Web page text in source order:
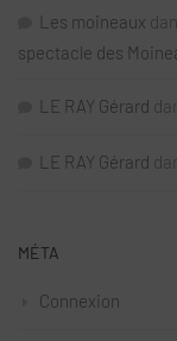
Les moineaux
spectacle des
LE RAY Gérard
LE RAY Gérard
MÉTA
Connexion